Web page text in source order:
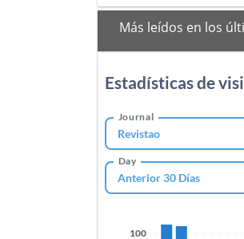
mas
leidos
Más leídos en los